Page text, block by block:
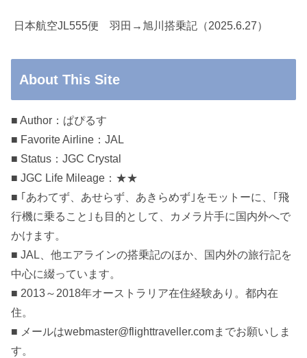
日本航空JL555便 羽田→旭川搭乗記（2025.6.27）
About This Site
■ Author：ぱぴるす
■ Favorite Airline：JAL
■ Status：JGC Crystal
■ JGC Life Mileage：★★
■ ｢あわてず、あせらず、あきらめず｣をモットーに、｢飛
行機に乗ること｣も目的として、カメラ片手に国内外へで
かけます。
■ JAL、他エアラインの搭乗記のほか、国内外の旅行記を
中心に綴っています。
■ 2013～2018年オーストラリア在住経験あり。都内在
住。
■ メールはwebmaster@flighttraveller.comまでお願いしま
す。